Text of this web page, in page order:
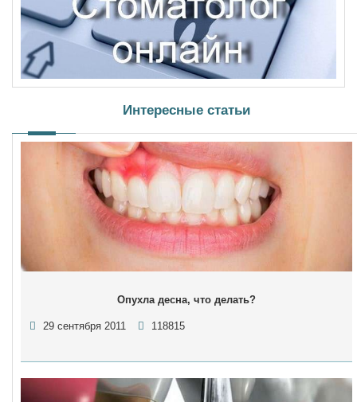
Интересные статьи
Опухла десна, что делать?
29 сентября 2011 118815